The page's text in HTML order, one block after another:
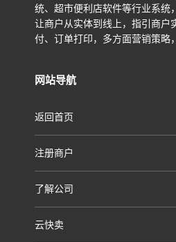
统、超市便利店软件等行业系统
让商户从实体到线上，指引商户
付、订单打印，多方面营销策略
网站导航
返回首页
注册商户
了解公司
云快卖